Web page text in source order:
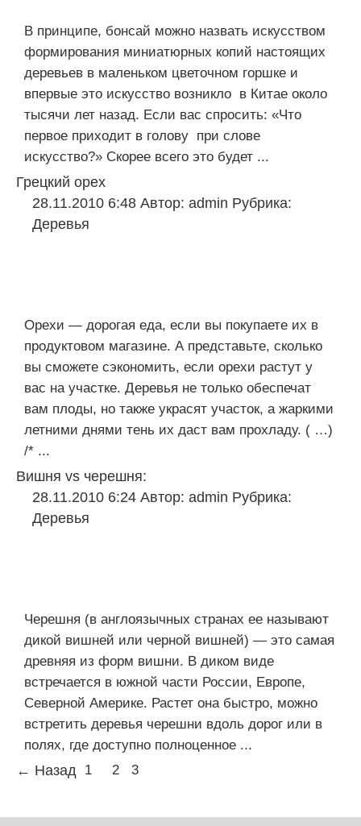
В принципе, бонсай можно назвать искусством
формирования миниатюрных копий настоящих
деревьев в маленьком цветочном горшке и
впервые это искусство возникло в Китае около
тысячи лет назад. Если вас спросить: «Что
первое приходит в голову при слове
искусство?» Скорее всего это будет ...
Грецкий орех
28.11.2010 6:48 Автор: admin Рубрика:
Деревья
Орехи — дорогая еда, если вы покупаете их в
продуктовом магазине. А представьте, сколько
вы сможете сэкономить, если орехи растут у
вас на участке. Деревья не только обеспечат
вам плоды, но также украсят участок, а жаркими
летними днями тень их даст вам прохладу. ( …)
/* ...
Вишня vs черешня:
28.11.2010 6:24 Автор: admin Рубрика:
Деревья
Черешня (в англоязычных странах ее называют
дикой вишней или черной вишней) — это самая
древняя из форм вишни. В диком виде
встречается в южной части России, Европе,
Северной Америке. Растет она быстро, можно
встретить деревья черешни вдоль дорог или в
полях, где доступно полноценное ...
← Назад 1 2 3